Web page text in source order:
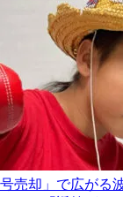
号売却」で広がる